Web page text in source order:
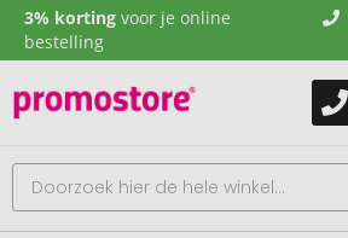
3% korting voor je online
bestelling